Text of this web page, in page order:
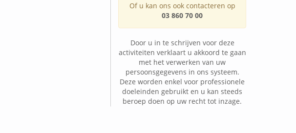
Of u kan ons ook contacteren op
03 860 70 00
Door u in te schrijven voor deze
activiteiten verklaart u akkoord te gaan
met het verwerken van uw
persoonsgegevens in ons systeem.
Deze worden enkel voor professionele
doeleinden gebruikt en u kan steeds
beroep doen op uw recht tot inzage.